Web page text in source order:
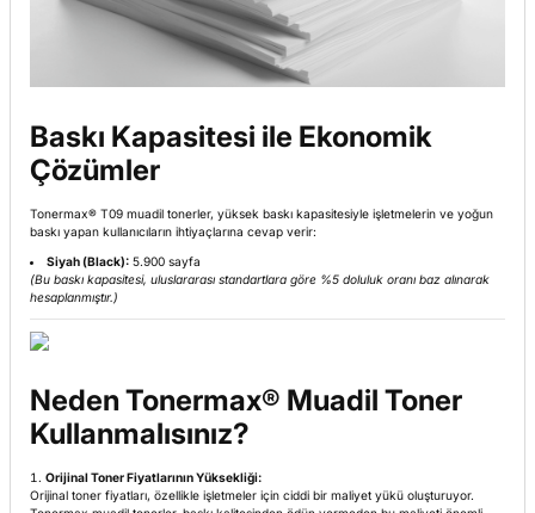
Baskı Kapasitesi ile Ekonomik
Çözümler
Tonermax® T09 muadil tonerler, yüksek baskı kapasitesiyle işletmelerin ve yoğun
baskı yapan kullanıcıların ihtiyaçlarına cevap verir:
Siyah (Black): 5.900 sayfa
(Bu baskı kapasitesi, uluslararası standartlara göre %5 doluluk oranı baz alınarak
hesaplanmıştır.)
Neden Tonermax® Muadil Toner
Kullanmalısınız?
Orijinal Toner Fiyatlarının Yüksekliği:
Orijinal toner fiyatları, özellikle işletmeler için ciddi bir maliyet yükü oluşturuyor.